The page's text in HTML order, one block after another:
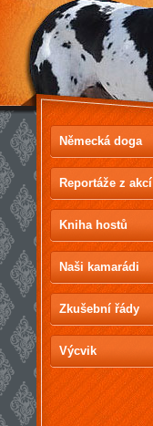
Německá doga
Reportáže z akcí
Kniha hostů
Naši kamarádi
Zkušební řády
Výcvik